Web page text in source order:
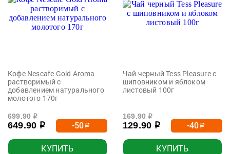
Кофе Nescafe Gold Aroma
растворимый с
добавлением натурального
молотого 170г
699.90 р
649.90 р -50р
КУПИТЬ
Чай черный Tess Pleasure с
шиповником и яблоком
листовый 100г
169.90 р
129.90 р -40р
КУПИТЬ